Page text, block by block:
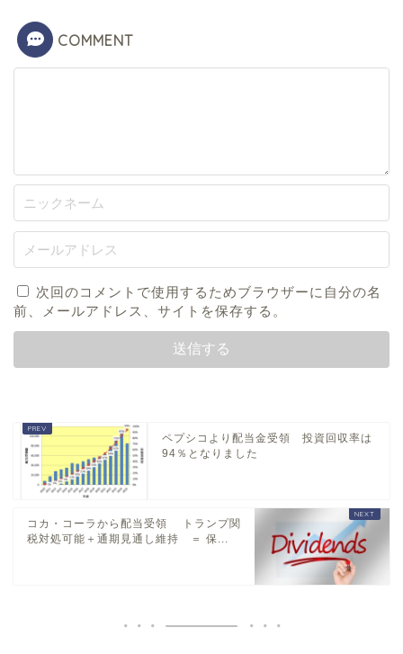
COMMENT
次回のコメントで使用するためブラウザーに自分の名
前、メールアドレス、サイトを保存する。
ペプシコより配当金受領 投資回収率は
94％となりました
コカ・コーラから配当受領 トランプ関
税対処可能＋通期見通し維持 ＝ 保...